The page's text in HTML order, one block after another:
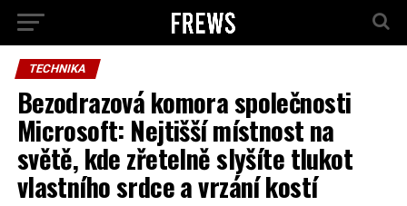
TECHNIKA
Bezodrazová komora společnosti
Microsoft: Nejtišší místnost na
světě, kde zřetelně slyšíte tlukot
vlastního srdce a vrzání kostí